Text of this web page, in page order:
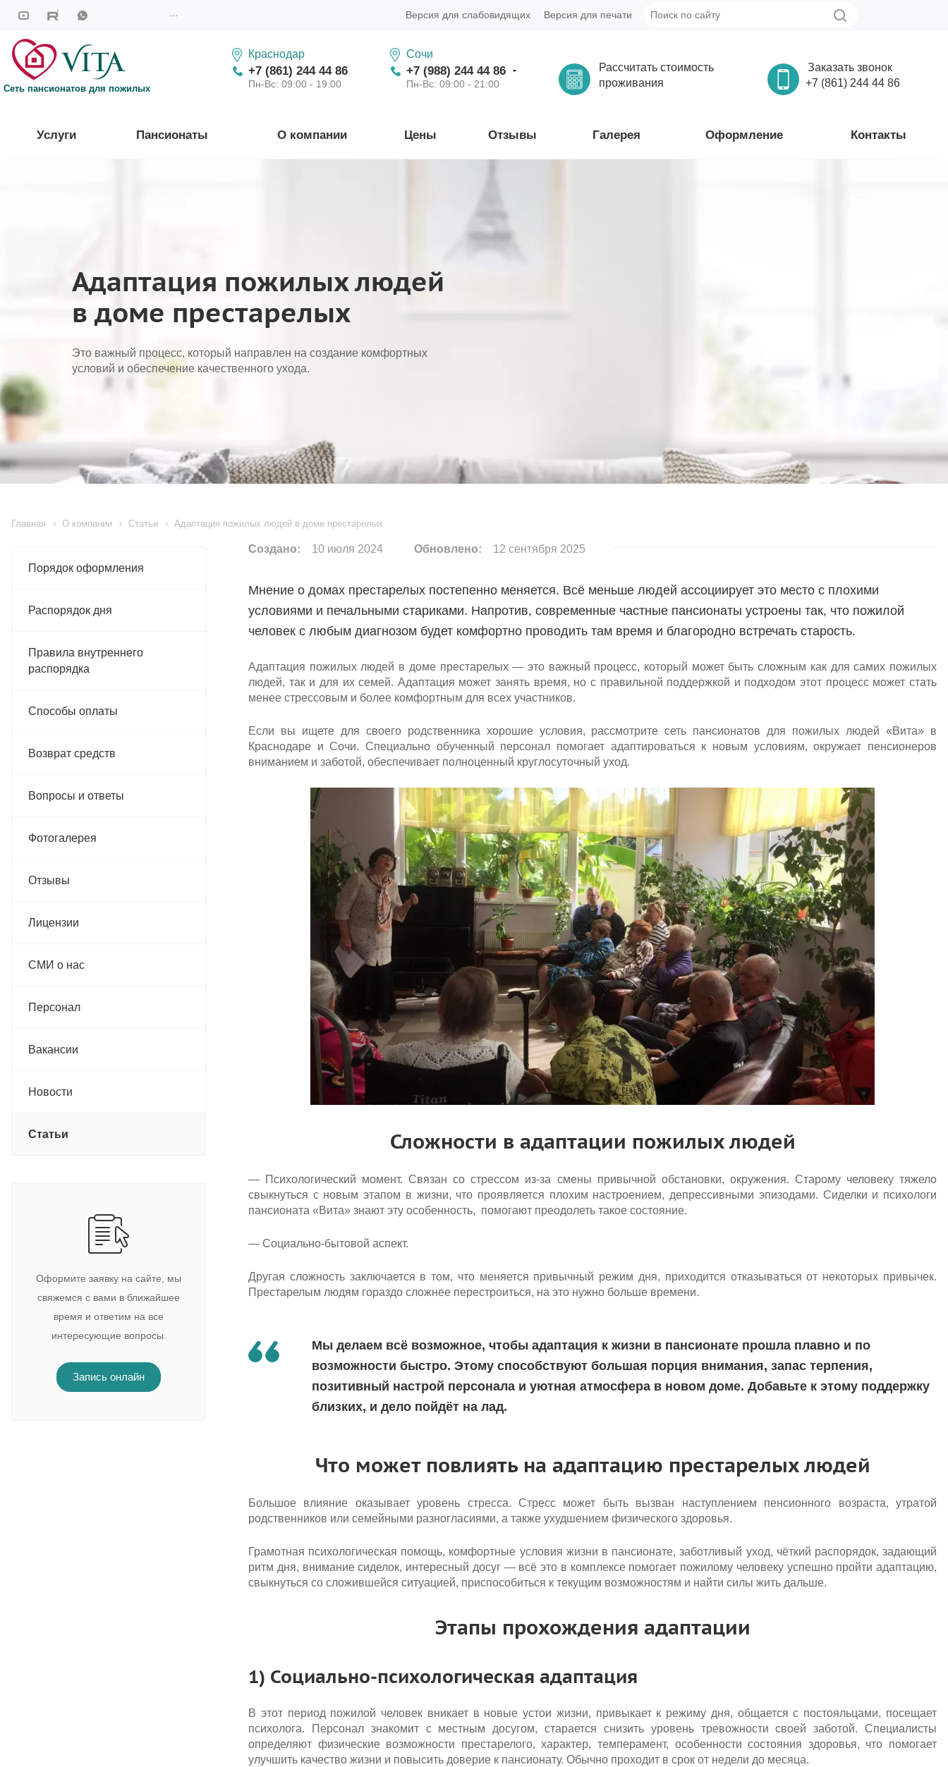
Версия для слабовидящих Версия для печати
Сеть пансионатов для пожилых
Краснодар
+7 (861) 244 44 86
Пн-Вс: 09:00 - 19:00
Сочи
+7 (988) 244 44 86
Пн-Вс: 09:00 - 21:00
Рассчитать стоимость
проживания
Заказать звонок
+7 (861) 244 44 86
Услуги Пансионаты О компании Цены Отзывы Галерея Оформление Контакты
Адаптация пожилых людей
в доме престарелых
Это важный процесс, который направлен на создание комфортных
условий и обеспечение качественного ухода.
Главная О компании Статьи Адаптация пожилых людей в доме престарелых
Порядок оформления
Распорядок дня
Правила внутреннего
распорядка
Способы оплаты
Возврат средств
Вопросы и ответы
Фотогалерея
Отзывы
Лицензии
СМИ о нас
Персонал
Вакансии
Новости
Статьи
Оформите заявку на сайте, мы
свяжемся с вами в ближайшее
время и ответим на все
интересующие вопросы.
Запись онлайн
Создано: 10 июля 2024 Обновлено: 12 сентября 2025
Мнение о домах престарелых постепенно меняется. Всё меньше людей ассоциирует это место с плохими
условиями и печальными стариками. Напротив, современные частные пансионаты устроены так, что пожилой
человек с любым диагнозом будет комфортно проводить там время и благородно встречать старость.
Адаптация пожилых людей в доме престарелых — это важный процесс, который может быть сложным как для самих пожилых
людей, так и для их семей. Адаптация может занять время, но с правильной поддержкой и подходом этот процесс может стать
менее стрессовым и более комфортным для всех участников.
Если вы ищете для своего родственника хорошие условия, рассмотрите сеть пансионатов для пожилых людей «Вита» в
Краснодаре и Сочи. Специально обученный персонал помогает адаптироваться к новым условиям, окружает пенсионеров
вниманием и заботой, обеспечивает полноценный круглосуточный уход.
Сложности в адаптации пожилых людей
— Психологический момент. Связан со стрессом из-за смены привычной обстановки, окружения. Старому человеку тяжело
свыкнуться с новым этапом в жизни, что проявляется плохим настроением, депрессивными эпизодами. Сиделки и психологи
пансионата «Вита» знают эту особенность, помогают преодолеть такое состояние.
— Социально-бытовой аспект.
Другая сложность заключается в том, что меняется привычный режим дня, приходится отказываться от некоторых привычек.
Престарелым людям гораздо сложнее перестроиться, на это нужно больше времени.
Мы делаем всё возможное, чтобы адаптация к жизни в пансионате прошла плавно и по
возможности быстро. Этому способствуют большая порция внимания, запас терпения,
позитивный настрой персонала и уютная атмосфера в новом доме. Добавьте к этому поддержку
близких, и дело пойдёт на лад.
Что может повлиять на адаптацию престарелых людей
Большое влияние оказывает уровень стресса. Стресс может быть вызван наступлением пенсионного возраста, утратой
родственников или семейными разногласиями, а также ухудшением физического здоровья.
Грамотная психологическая помощь, комфортные условия жизни в пансионате, заботливый уход, чёткий распорядок, задающий
ритм дня, внимание сиделок, интересный досуг — всё это в комплексе помогает пожилому человеку успешно пройти адаптацию,
свыкнуться со сложившейся ситуацией, приспособиться к текущим возможностям и найти силы жить дальше.
Этапы прохождения адаптации
1) Социально-психологическая адаптация
В этот период пожилой человек вникает в новые устои жизни, привыкает к режиму дня, общается с постояльцами, посещает
психолога. Персонал знакомит с местным досугом, старается снизить уровень тревожности своей заботой. Специалисты
определяют физические возможности престарелого, характер, темперамент, особенности состояния здоровья, что помогает
улучшить качество жизни и повысить доверие к пансионату. Обычно проходит в срок от недели до месяца.